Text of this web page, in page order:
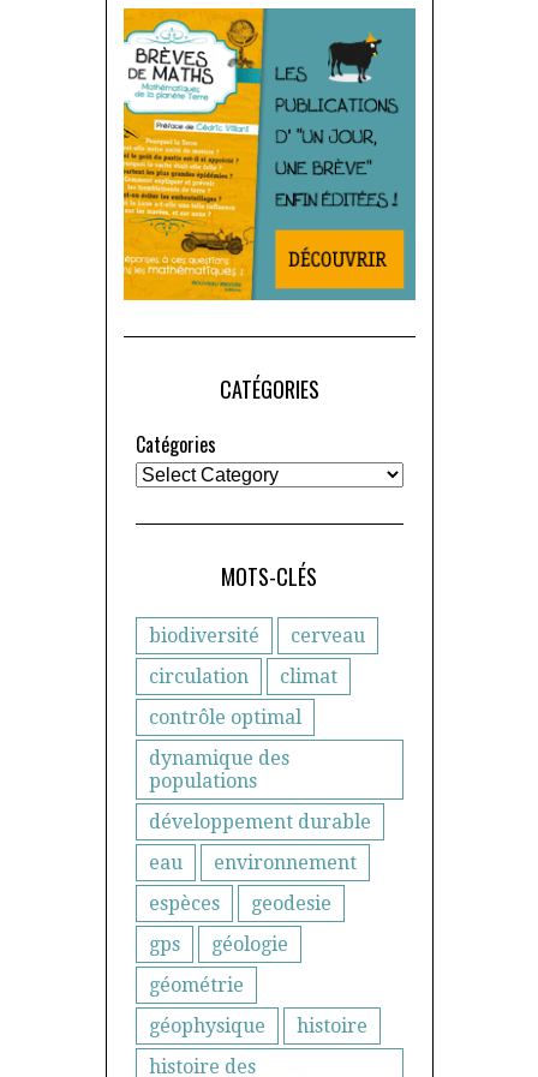
CATÉGORIES
Catégories
MOTS-CLÉS
biodiversité
cerveau
circulation
climat
contrôle optimal
dynamique des
populations
développement durable
eau
environnement
espèces
geodesie
gps
géologie
géométrie
géophysique
histoire
histoire des